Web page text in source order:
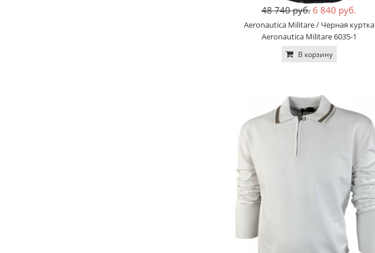
48 740 руб. 6 840 руб.
Aeronautica Militare / Черная куртка
Aeronautica Militare 6035-1
В корзину